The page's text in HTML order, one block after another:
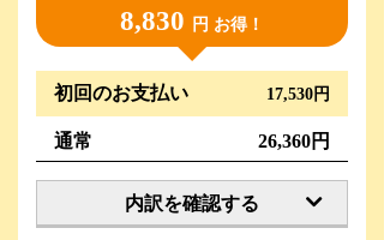
8,830 円 お得！
初回のお支払い 17,530円
通常 26,360円
内訳を確認する